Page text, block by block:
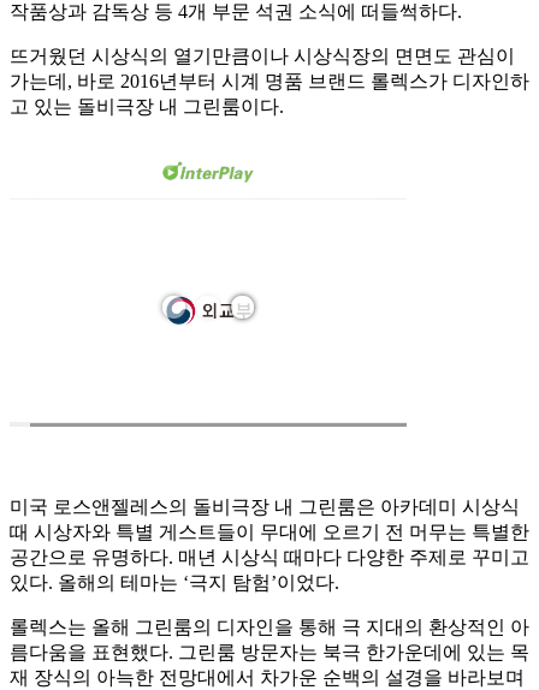
작품상과 감독상 등 4개 부문 석권 소식에 떠들썩하다.
뜨거웠던 시상식의 열기만큼이나 시상식장의 면면도 관심이
가는데, 바로 2016년부터 시계 명품 브랜드 롤렉스가 디자인하
고 있는 돌비극장 내 그린룸이다.
미국 로스앤젤레스의 돌비극장 내 그린룸은 아카데미 시상식
때 시상자와 특별 게스트들이 무대에 오르기 전 머무는 특별한
공간으로 유명하다. 매년 시상식 때마다 다양한 주제로 꾸미고
있다. 올해의 테마는 ‘극지 탐험’이었다.
롤렉스는 올해 그린룸의 디자인을 통해 극 지대의 환상적인 아
름다움을 표현했다. 그린룸 방문자는 북극 한가운데에 있는 목
재 장식의 아늑한 전망대에서 차가운 순백의 설경을 바라보며